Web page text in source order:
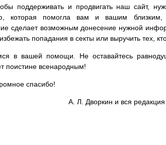
поддерживать и продвигать наш сайт,
которая помогла вам и вашим близким,
сделает возможным донесение нужной
попадания в секты или выручить тех,
в вашей помощи. Не оставайтесь
поистине всенародным!
спасибо!
А. Л. Дворкин и вся